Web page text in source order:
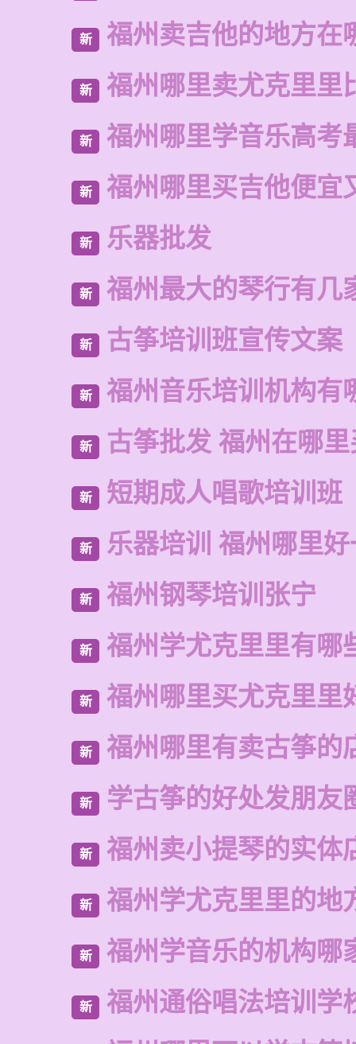
新 福州卖吉他的地方在
新 福州哪里卖尤克里里
新 福州哪里学音乐高考
新 福州哪里买吉他便宜
新 乐器批发
新 福州最大的琴行有几
新 古筝培训班宣传文案
新 福州音乐培训机构有
新 古筝批发 福州在哪
新 短期成人唱歌培训班
新 乐器培训 福州哪里
新 福州钢琴培训张宁
新 福州学尤克里里有哪
新 福州哪里买尤克里里
新 福州哪里有卖古筝的
新 学古筝的好处发朋友
新 福州卖小提琴的实体
新 福州学尤克里里的地
新 福州学音乐的机构哪
新
福州通俗唱法培训学